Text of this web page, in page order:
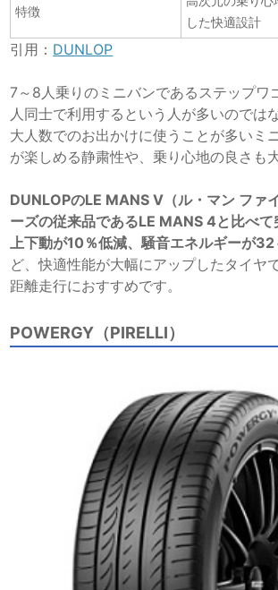
特徴
した快適設計
引用： DUNLOP
7～8人乗りのミニバンであるステップワ
人同士で利用するという人が多いのでは
大人数でのお出かけに使うことが多いミ
が楽しめる静粛性や、乗り心地の良さも
DUNLOPのLE MANS V（ル・マン ファ
ーズの従来品であるLE MANS 4と比べ
上下動が10％低減、騒音エネルギーが
ど、快適性能が大幅にアップしたタイヤ
距離走行におすすめです。
POWERGY（PIRELLI）